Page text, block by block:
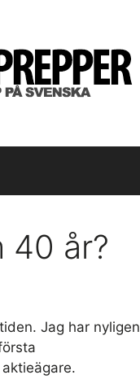
40 år?
Jag har nyligen